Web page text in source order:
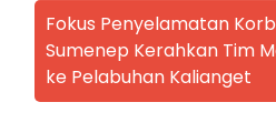
Fokus Penyelamatan
Sumenep Kerahkan Tim
ke Pelabuhan Kalianget